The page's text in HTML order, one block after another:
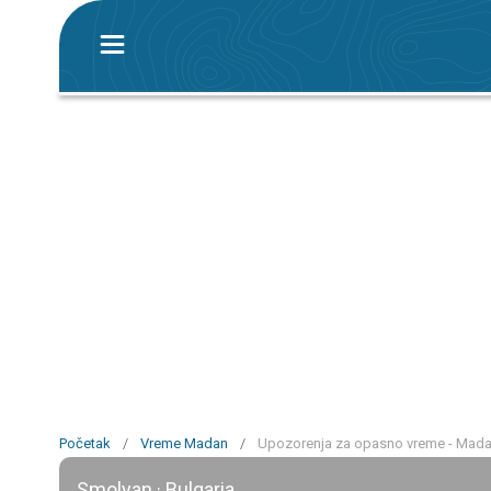
Početak / Vreme Madan / Upozorenja za opasno vreme -